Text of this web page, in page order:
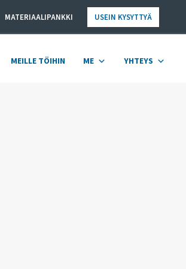
MATERIAALIPANKKI USEIN KYSYTTYÄ
MEILLE TÖIHIN ME YHTEYS